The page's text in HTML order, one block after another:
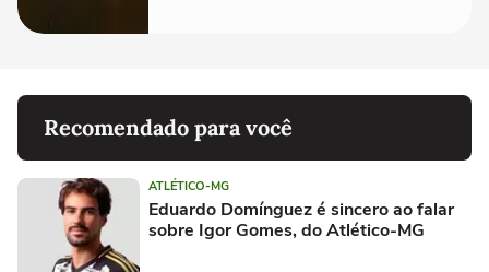
Recomendado para você
ATLÉTICO-MG
Eduardo Domínguez é sincero ao falar
sobre Igor Gomes, do Atlético-MG